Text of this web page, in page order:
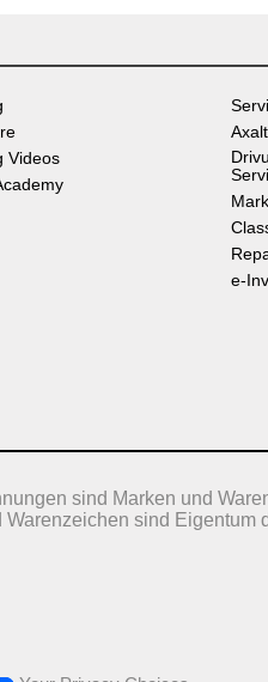
Videos
e-
sind Marken und
sind Eigentum